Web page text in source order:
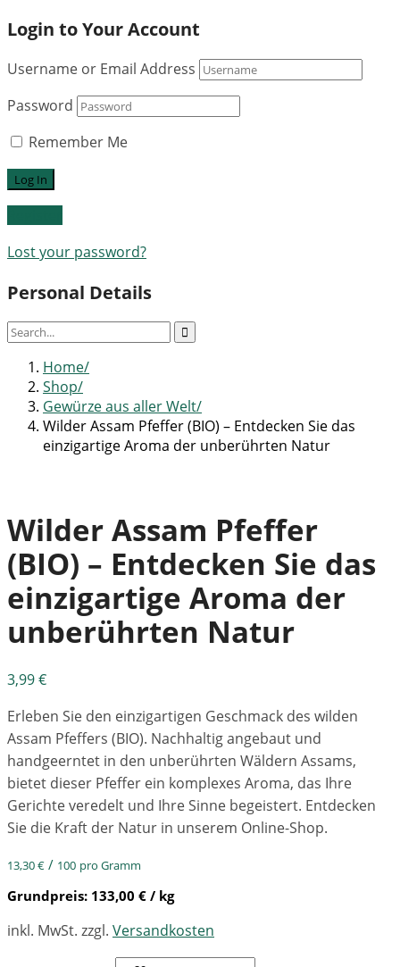
Login to Your Account
Username or Email Address
Password
Remember Me
Lost your password?
Personal Details
Home
Shop
Gewürze aus aller Welt
Wilder Assam Pfeffer (BIO) – Entdecken Sie das
einzigartige Aroma der unberührten Natur
Wilder Assam Pfeffer
(BIO) – Entdecken Sie das
einzigartige Aroma der
unberührten Natur
3,99€
Erleben Sie den einzigartigen Geschmack des wilden
Assam Pfeffers (BIO). Nachhaltig angebaut und
handgeerntet in den unberührten Wäldern Assams,
bietet dieser Pfeffer ein komplexes Aroma, das Ihre
Gerichte veredelt und Ihre Sinne begeistert. Entdecken
Sie die Kraft der Natur in unserem Online-Shop.
13,30€ / 100 pro Gramm
Grundpreis: 133,00 € / kg
inkl. MwSt. zzgl. Versandkosten